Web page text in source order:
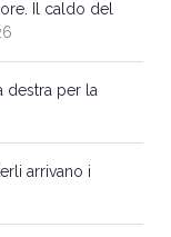
Il caldo del
destra per la
arrivano i